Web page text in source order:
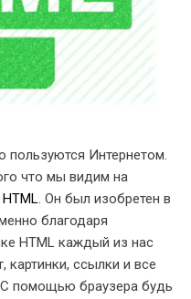
пользуются Интернетом.
что мы видим на
. Он был изобретен в
благодаря
HTML каждый из нас
картинки, ссылки и все
С помощью браузера будь